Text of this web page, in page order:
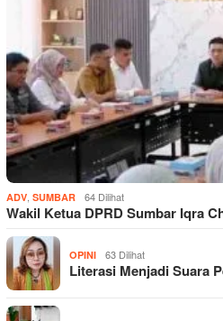
ADV SUMBAR 64 Dilihat
Wakil Ketua DPRD Sumbar Iqra
OPINI 63 Dilihat
Literasi Menjadi Suara